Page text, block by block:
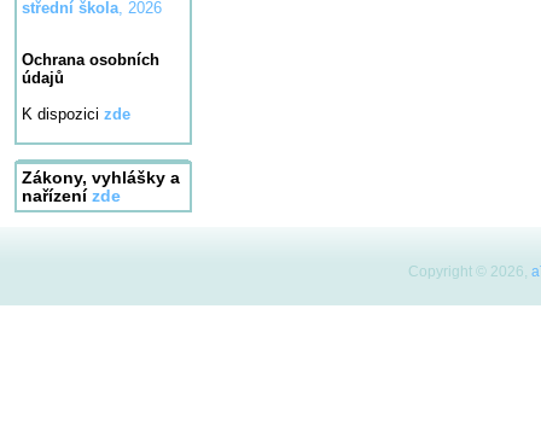
střední škola, 2026
Ochrana osobních
údajů
K dispozici zde
Zákony, vyhlášky a
nařízení zde
Copyright © 2026,